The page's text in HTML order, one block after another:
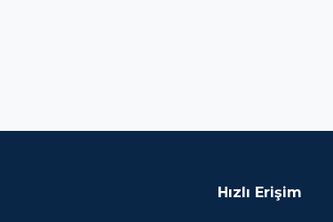
Hızlı Erişim